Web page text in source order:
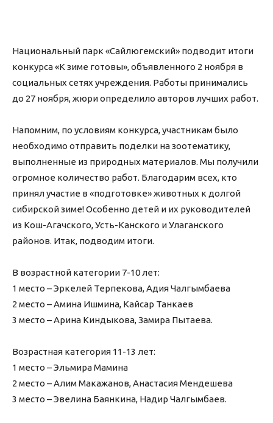
Национальный парк «Сайлюгемский» подводит итоги
конкурса «К зиме готовы», объявленного 2 ноября в
социальных сетях учреждения. Работы принимались
до 27 ноября, жюри определило авторов лучших работ.
Напомним, по условиям конкурса, участникам было
необходимо отправить поделки на зоотематику,
выполненные из природных материалов. Мы получили
огромное количество работ. Благодарим всех, кто
принял участие в «подготовке» животных к долгой
сибирской зиме! Особенно детей и их руководителей
из Кош-Агачского, Усть-Канского и Улаганского
районов. Итак, подводим итоги.
В возрастной категории 7-10 лет:
1 место – Эркелей Терпекова, Адия Чалгымбаева
2 место – Амина Ишмина, Кайсар Танкаев
3 место – Арина Киндыкова, Замира Пытаева.
Возрастная категория 11-13 лет:
1 место – Эльмира Мамина
2 место – Алим Макажанов, Анастасия Мендешева
3 место – Эвелина Баянкина, Надир Чалгымбаев.